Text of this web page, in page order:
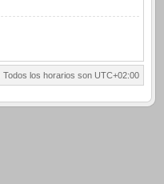
Todos los horarios son UTC+02:00